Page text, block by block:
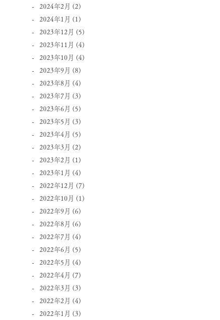
2024年2月 (2)
2024年1月 (1)
2023年12月 (5)
2023年11月 (4)
2023年10月 (4)
2023年9月 (8)
2023年8月 (4)
2023年7月 (3)
2023年6月 (5)
2023年5月 (3)
2023年4月 (5)
2023年3月 (2)
2023年2月 (1)
2023年1月 (4)
2022年12月 (7)
2022年10月 (1)
2022年9月 (6)
2022年8月 (6)
2022年7月 (4)
2022年6月 (5)
2022年5月 (4)
2022年4月 (7)
2022年3月 (3)
2022年2月 (4)
2022年1月 (3)